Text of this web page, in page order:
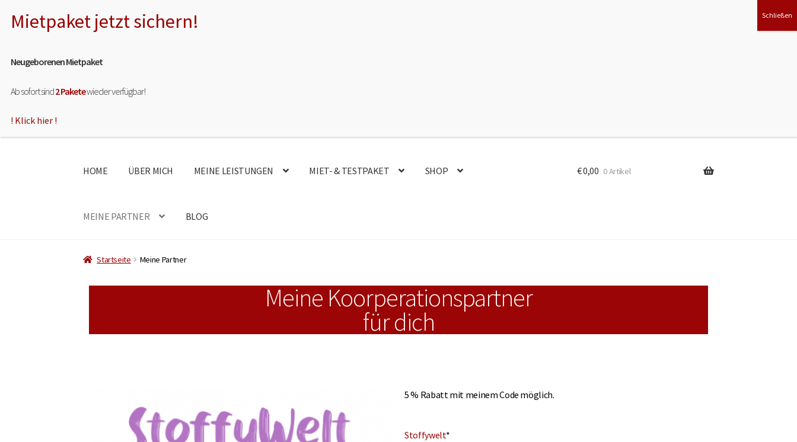
HOME ÜBER MICH MEINE LEISTUNGEN MIET- & TESTPAKET SHOP
MEINE PARTNER BLOG
€0,00 0 Artikel
Startseite Meine Partner
Meine Koorperationspartner
für dich
5 % Rabatt mit meinem Code möglich.
Stoffywelt*
Neugeborenen Mietpaket
Ab sofort sind2 Paketewieder verfügbar!
! Klick hier !